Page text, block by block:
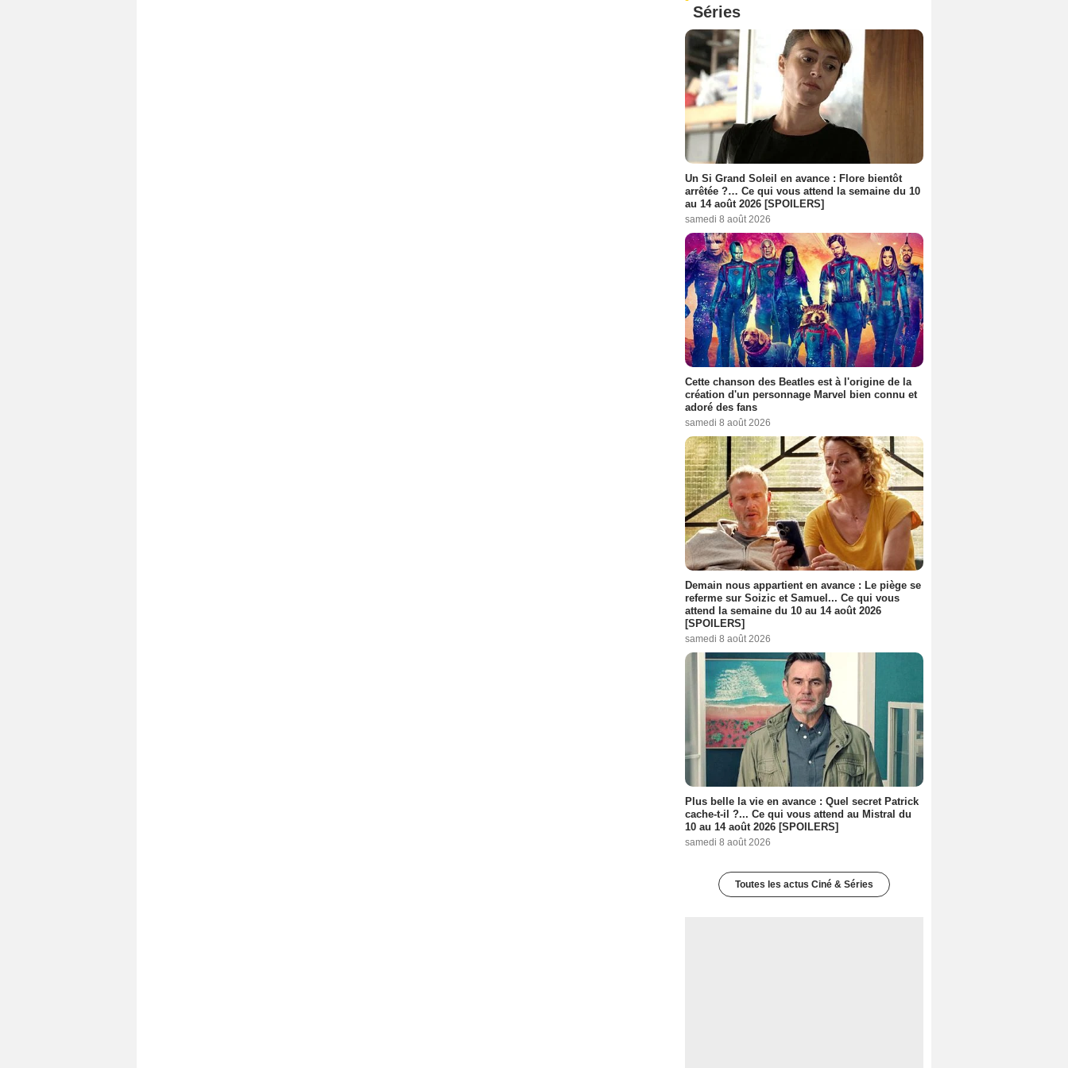
Séries
Un Si Grand Soleil en avance : Flore bientôt
arrêtée ?… Ce qui vous attend la semaine du 10
au 14 août 2026 [SPOILERS]
samedi 8 août 2026
Cette chanson des Beatles est à l'origine de la
création d'un personnage Marvel bien connu et
adoré des fans
samedi 8 août 2026
Demain nous appartient en avance : Le piège se
referme sur Soizic et Samuel... Ce qui vous
attend la semaine du 10 au 14 août 2026
[SPOILERS]
samedi 8 août 2026
Plus belle la vie en avance : Quel secret Patrick
cache-t-il ?... Ce qui vous attend au Mistral du
10 au 14 août 2026 [SPOILERS]
samedi 8 août 2026
Toutes les actus Ciné & Séries